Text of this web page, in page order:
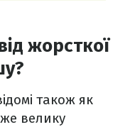
жорсткої
також як
велику